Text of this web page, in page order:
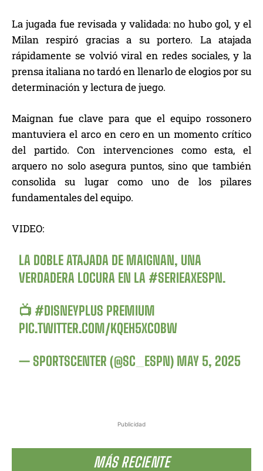
Publicidad
MÁS RECIENTE
La jugada fue revisada y validada: no hubo gol, y el
Milan respiró gracias a su portero. La atajada
rápidamente se volvió viral en redes sociales, y la
prensa italiana no tardó en llenarlo de elogios por su
determinación y lectura de juego.
Maignan fue clave para que el equipo rossonero
mantuviera el arco en cero en un momento crítico
del partido. Con intervenciones como esta, el
arquero no solo asegura puntos, sino que también
consolida su lugar como uno de los pilares
fundamentales del equipo.
VIDEO:
LA DOBLE ATAJADA DE MAIGNAN, UNA
VERDADERA LOCURA EN LA#SERIEAXESPN.
📺#DISNEYPLUS PREMIUM
PIC.TWITTER.COM/KQEH5XCOBW
— SPORTSCENTER (@SC_ESPN) MAY 5, 2025